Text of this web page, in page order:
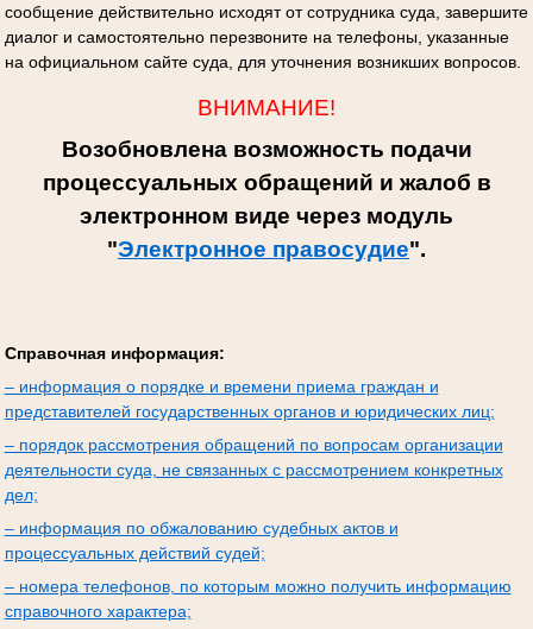
сообщение действительно исходят от сотрудника суда, завершите
диалог и самостоятельно перезвоните на телефоны, указанные
на официальном сайте суда, для уточнения возникших вопросов.
ВНИМАНИЕ!
Возобновлена возможность подачи
процессуальных обращений и жалоб в
электронном виде через модуль
"Электронное правосудие".
Справочная информация:
– информация о порядке и времени приема граждан и
представителей государственных органов и юридических лиц;
– порядок рассмотрения обращений по вопросам организации
деятельности суда, не связанных с рассмотрением конкретных
дел;
– информация по обжалованию судебных актов и
процессуальных действий судей;
– номера телефонов, по которым можно получить информацию
справочного характера;